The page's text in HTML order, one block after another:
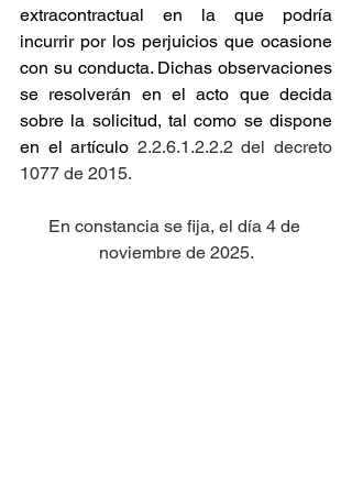
extracontractual en la que podría
incurrir por los perjuicios que ocasione
con su conducta. Dichas observaciones
se resolverán en el acto que decida
sobre la solicitud, tal como se dispone
en el artículo 2.2.6.1.2.2.2 del decreto
1077 de 2015.
En constancia se fija, el día 4 de
noviembre de 2025.